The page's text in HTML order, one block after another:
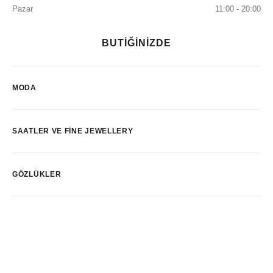
Pazar
11:00 - 20:00
BUTİĞİNİZDE
MODA
SAATLER VE FINE JEWELLERY
GÖZLÜKLER